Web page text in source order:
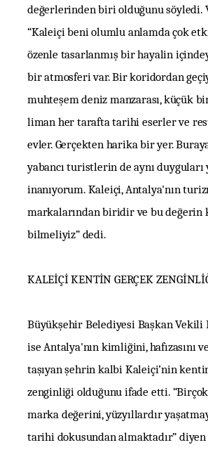
değerlerinden biri olduğunu söyledi.
“Kaleiçi beni olumlu anlamda çok
özenle tasarlanmış bir hayalin
bir atmosferi var. Bir koridordan
muhteşem deniz manzarası, küçük
liman her tarafta tarihi eserler ve
evler. Gerçekten harika bir yer.
yabancı turistlerin de aynı duyguları
inanıyorum. Kaleiçi, Antalya'nın
markalarından biridir ve bu değerin
bilmeliyiz” dedi.
KALEİÇİ KENTİN GERÇEK
Büyükşehir Belediyesi Başkan Vekili
ise Antalya'nın kimliğini, hafızasını
taşıyan şehrin kalbi Kaleiçi’nin
zenginliği olduğunu ifade etti.
marka değerini, yüzyıllardır
tarihi dokusundan almaktadır”